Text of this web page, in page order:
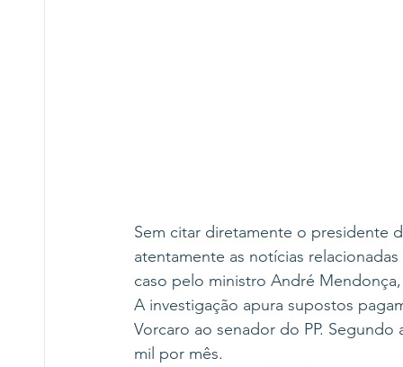
Sem citar diretamente o presidente
atentamente as notícias
caso pelo ministro André
A investigação apura supostos
Vorcaro ao senador do PP.
mil por mês.